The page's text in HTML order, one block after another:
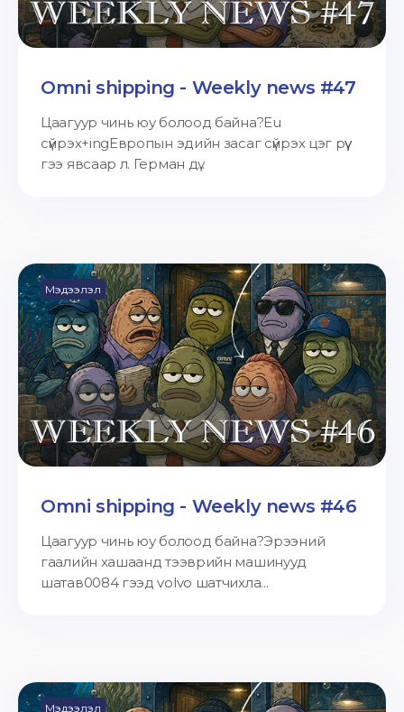
Omni shipping - Weekly news #47
Цаагуур чинь юу болоод байна?Eu
сүйрэх+ingЕвропын эдийн засаг сүйрэх цэг рүү
гээ явсаар л. Герман дү...
Мэдээлэл
Omni shipping - Weekly news #46
Цаагуур чинь юу болоод байна?Эрээний
гаалийн хашаанд тээврийн машинууд
шатав0084 гээд volvo шатчихла...
Мэдээлэл